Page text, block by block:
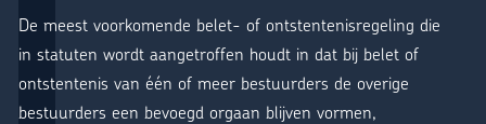
De meest voorkomende belet- of ontstentenisregeling die
in statuten wordt aangetroffen houdt in dat bij belet of
ontstentenis van één of meer bestuurders de overige
bestuurders een bevoegd orgaan blijven vormen,